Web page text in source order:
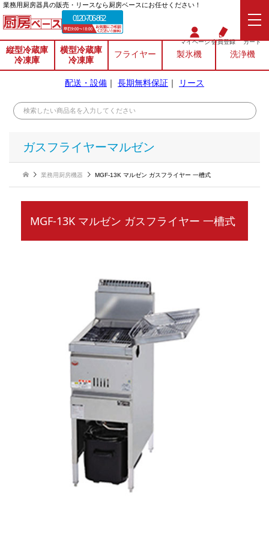
業務⽤厨房器具の販売・リースなら厨房ベースにお任せください！
0120-706-862
マイページ会員登録 カート
縦型冷蔵庫
冷凍庫
横型冷蔵庫
冷凍庫
フライヤー 製氷機 洗浄機
配送・設備 ｜ 長期無料保証 ｜ リース
ガスフライヤーマルゼン
業務用厨房機器 MGF-13K マルゼン ガスフライヤー 一槽式
MGF-13K マルゼン ガスフライヤー 一槽式